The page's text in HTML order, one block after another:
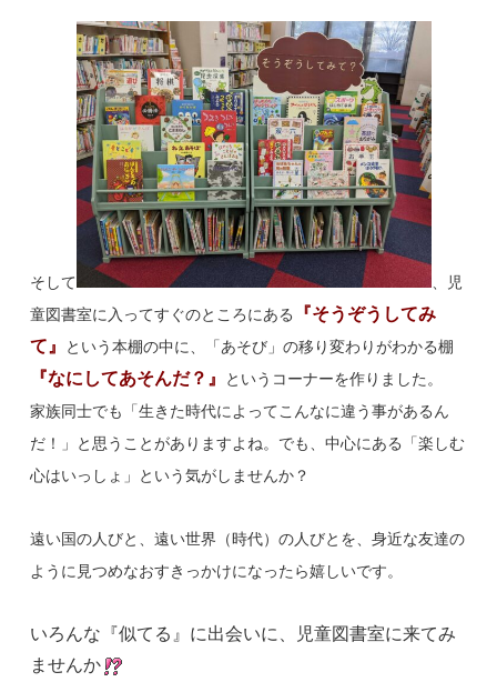
そして
児
童図書室に入ってすぐのところにある
『そうぞうしてみ
て』
という本棚の中に、 「あそび」の移り変わりがわかる棚
『なにしてあそんだ？』 というコーナーを作りました。
家族同士でも「生きた時代によってこんなに違う事があるん
だ！」と思うことがありますよね。でも、中心にある「楽しむ
心はいっしょ」という気がしませんか？
遠い国の人びと、遠い世界（時代）の人びとを、身近な友達の
ように見つめなおすきっかけになったら嬉しいです。
いろんな『似てる』に出会いに、児童図書室に来てみ
ませんか